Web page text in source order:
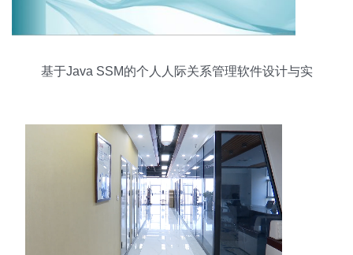
基于Java SSM的个人人际关系管理软件设计与实